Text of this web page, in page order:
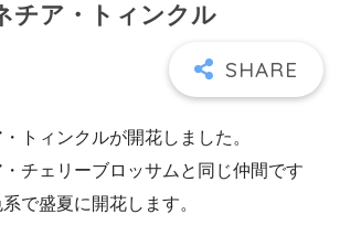
チア・トィンクル
トィンクルが開花しました。
チェリーブロッサムと同じ仲間です
で盛夏に開花します。